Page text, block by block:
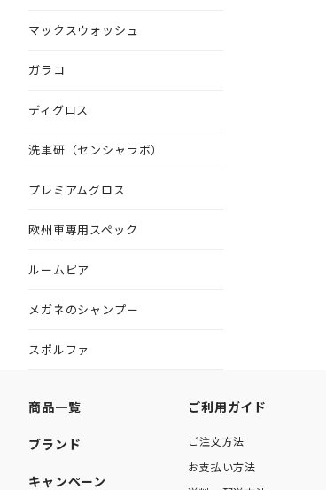
マックスウォッシュ
ガラコ
ディグロス
洗車研（センシャラボ）
プレミアムグロス
欧州車専用スペック
ルームピア
メガネのシャンプー
スポルファ
商品一覧
ブランド
キャンペーン
ご利用ガイド
ご注文方法
お支払い方法